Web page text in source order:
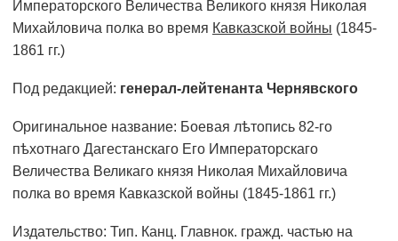
Императорского Величества Великого князя Николая
Михайловича полка во время Кавказской войны (1845-
1861 гг.)
Под редакцией: генерал-лейтенанта Чернявского
Оригинальное название: Боевая лѣтопись 82-го
пѣхотнаго Дагестанскаго Его Императорскаго
Величества Великаго князя Николая Михайловича
полка во время Кавказской войны (1845-1861 гг.)
Издательство: Тип. Канц. Главнок. гражд. частью на